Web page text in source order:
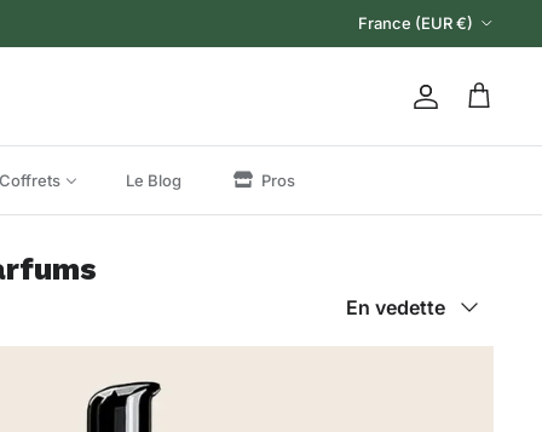
France (EUR €)
Compte
Panier
Le Blog Pros
En vedette